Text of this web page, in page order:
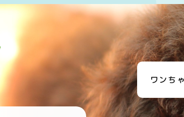
ワンち